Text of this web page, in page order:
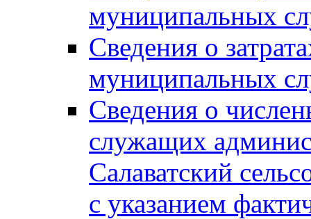
муниципальных
Сведения о
муниципальных
Сведения о
служащих
Салаватский
с указанием